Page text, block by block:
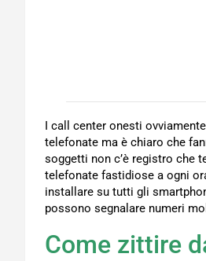
I call center onesti
telefonate ma è chiaro che
soggetti non c’è registro che
telefonate fastidiose a ogni
installare su tutti gli
possono segnalare numeri
Come zittire